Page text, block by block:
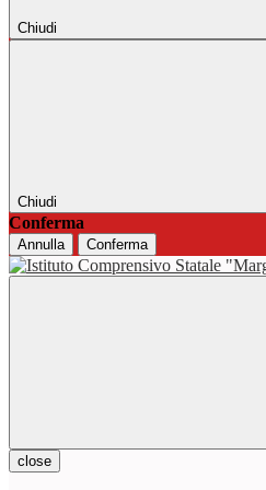
Chiudi
Chiudi
Conferma
Annulla Conferma
close